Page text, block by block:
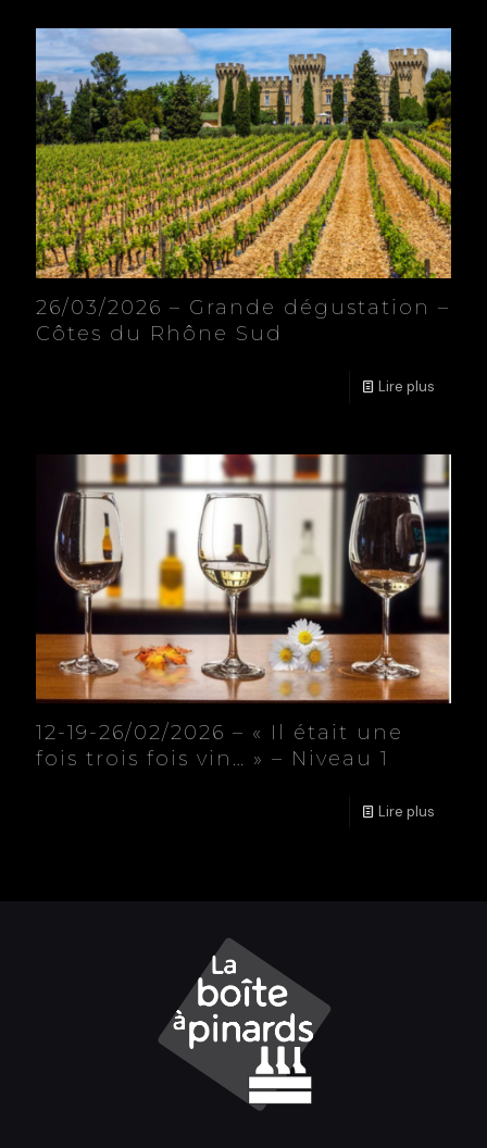
26/03/2026 – Grande dégustation –
Côtes du Rhône Sud
Lire plus
12-19-26/02/2026 – « Il était une
fois trois fois vin… » – Niveau 1
Lire plus